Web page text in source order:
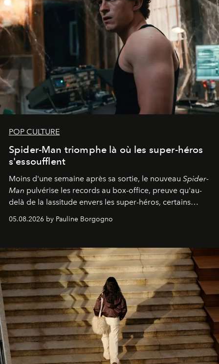
POP CULTURE
Spider-Man triomphe là où les super-héros
s'essoufflent
Moins d'une semaine après sa sortie, le nouveau Spider-
Man pulvérise les records au box-office, preuve qu'au-
delà de la lassitude envers les super-héros, certains
personnages continuent de susciter une ferveur intacte.
05.08.2026 by Pauline Borgogno